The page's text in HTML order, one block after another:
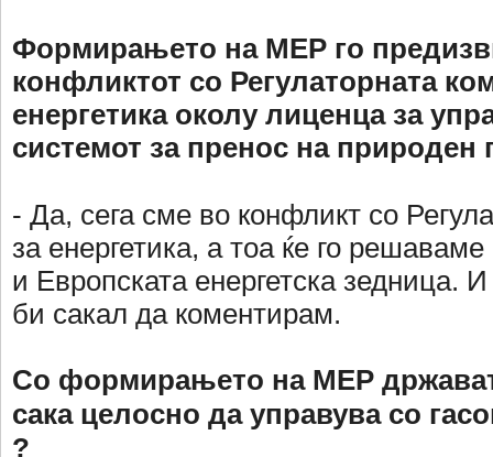
Формирањето на МЕР го
конфликтот со Регулаторната
енергетика околу лиценца за
системот за пренос на природен
- Да, сега сме во конфликт со
за енергетика, а тоа ќе го
и Европската енергетска зедница.
би сакал да коментирам.
Со формирањето на МЕР
сака целосно да управува со
?